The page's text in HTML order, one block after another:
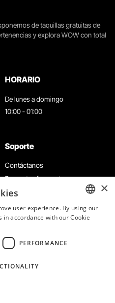
de taquillas gratuitas de
y explora WOW con total
HORARIO
De lunes a domingo
10:00 - 01:00
Soporte
Contáctanos
Preguntas frecuentes
Términos y condiciones
Política de privacidad y cookies
Trabaja con nosotros
Libro de reclamaciones
ENGLISH
×
user experience. By using our
in accordance with our Cookie
PERFORMANCE